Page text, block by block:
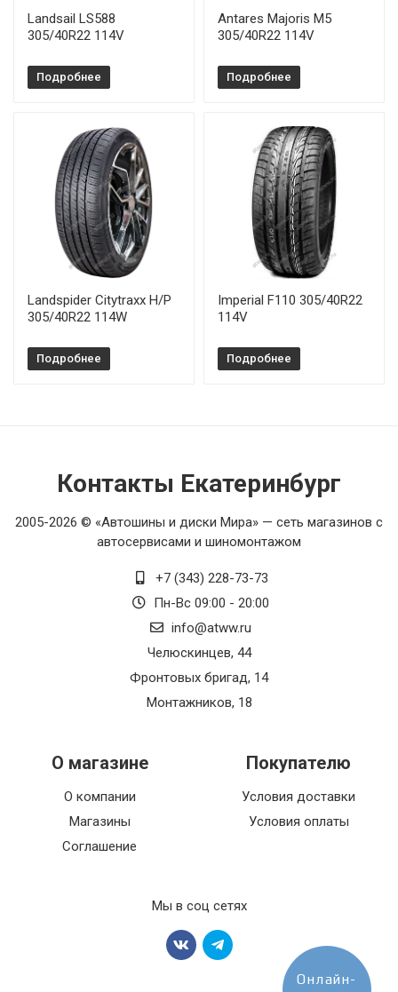
Landsail LS588
305/40R22 114V
Подробнее
Antares Majoris M5
305/40R22 114V
Подробнее
Landspider Citytraxx H/P
305/40R22 114W
Подробнее
Imperial F110 305/40R22
114V
Подробнее
Контакты Екатеринбург
2005-2026 © «Автошины и диски Мира» — сеть магазинов с
автосервисами и шиномонтажом
+7 (343) 228-73-73
Пн-Вс 09:00 - 20:00
info@atww.ru
Челюскинцев, 44
Фронтовых бригад, 14
Монтажников, 18
О магазине
О компании
Магазины
Соглашение
Покупателю
Условия доставки
Условия оплаты
Мы в соц сетях
Онлайн-